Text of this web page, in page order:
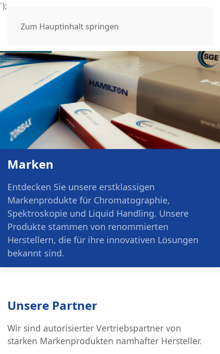
`);
Zum Hauptinhalt springen
Marken
Entdecken Sie unsere erstklassigen
Markenprodukte für Chromatographie,
Spektroskopie und Liquid Handling. Unsere
Produkte stammen von renommierten
Herstellern, die für ihre innovativen Lösungen
bekannt sind.
Unsere Partner
Wir sind autorisierter Vertriebspartner von
starken Markenprodukten namhafter Hersteller.